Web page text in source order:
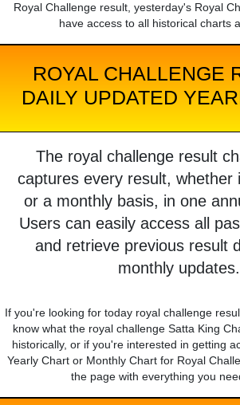
Royal Challenge result, yesterday's Royal
have access to all historical charts
ROYAL CHALLENGE
DAILY UPDATED
The royal challenge result
captures every result, whether
or a monthly basis, in one
Users can easily access all
and retrieve previous result
monthly updates.
If you're looking for today royal challenge
know what the royal challenge Satta King
historically, or if you're interested in getting
Yearly Chart or Monthly Chart for Royal
the page with everything you